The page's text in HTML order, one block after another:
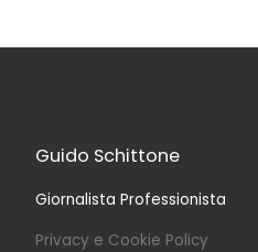
Guido Schittone
Giornalista Professionista
Privacy e Cookie Policy